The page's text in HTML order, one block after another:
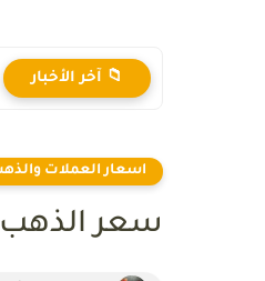
📁 آخر الأخبار
اسعار العملات
سعر الذهب في